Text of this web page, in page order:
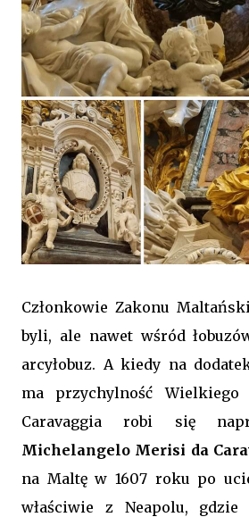
Członkowie Zakonu
byli, ale nawet wśród
arcyłobuz. A kiedy na
ma przychylność
Caravaggia robi się
Michelangelo Merisi da
na Maltę w 1607 roku po
właściwie z Neapolu, gdzie